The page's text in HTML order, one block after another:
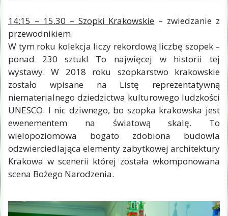
14:15 – 15.30 – Szopki Krakowskie – zwiedzanie z
przewodnikiem
W tym roku kolekcja liczy rekordową liczbę szopek –
ponad 230 sztuk! To najwięcej w historii tej
wystawy. W 2018 roku szopkarstwo krakowskie
zostało wpisane na Listę reprezentatywną
niematerialnego dziedzictwa kulturowego ludzkości
UNESCO. I nic dziwnego, bo szopka krakowska jest
ewenementem na światową skalę. To
wielopoziomowa bogato zdobiona budowla
odzwierciedlająca elementy zabytkowej architektury
Krakowa w scenerii której została wkomponowana
scena Bożego Narodzenia.